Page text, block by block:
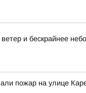
и бескрайнее небо
пожар на улице